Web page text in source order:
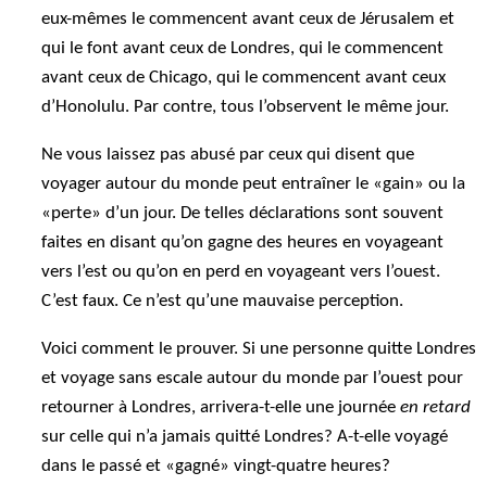
eux-mêmes le commencent avant ceux de Jérusalem et
qui le font avant ceux de Londres, qui le commencent
avant ceux de Chicago, qui le commencent avant ceux
d’Honolulu. Par contre, tous l’observent le même jour.
Ne vous laissez pas abusé par ceux qui disent que
voyager autour du monde peut entraîner le «gain» ou la
«perte» d’un jour. De telles déclarations sont souvent
faites en disant qu’on gagne des heures en voyageant
vers l’est ou qu’on en perd en voyageant vers l’ouest.
C’est faux. Ce n’est qu’une mauvaise perception.
Voici comment le prouver. Si une personne quitte Londres
et voyage sans escale autour du monde par l’ouest pour
retourner à Londres, arrivera-t-elle une journéeen retard
sur celle qui n’a jamais quitté Londres? A-t-elle voyagé
dans le passé et «gagné» vingt-quatre heures?